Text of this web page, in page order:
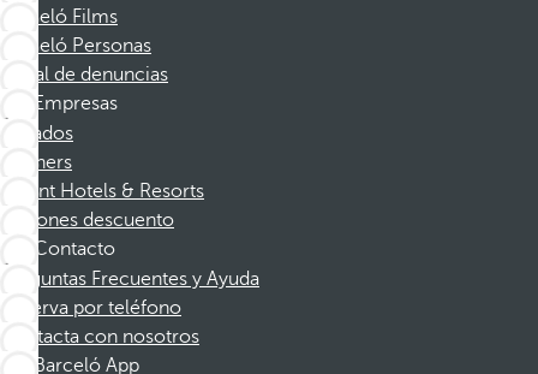
Barceló Films
Barceló Personas
Canal de denuncias
Empresas
Afiliados
Partners
Dorint Hotels & Resorts
Cupones descuento
Contacto
Preguntas Frecuentes y Ayuda
Reserva por teléfono
Contacta con nosotros
Barceló App